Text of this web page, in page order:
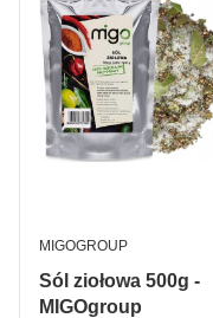
Sól ziołowa 500g -
MIGOgroup
PRODUCENT
MIGOGROUP